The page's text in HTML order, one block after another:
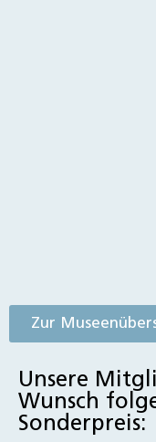
Zur
Unsere
Wunsch
Sonderpreis: